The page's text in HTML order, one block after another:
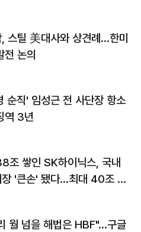
스틸 美대사와 상견례…한미
전 논의
순직' 임성근 전 사단장 항소
역 3년
조 쌓인 SK하이닉스, 국내
장 '큰손' 됐다…최대 40조 투
월 넘을 해법은 HBF"…구글